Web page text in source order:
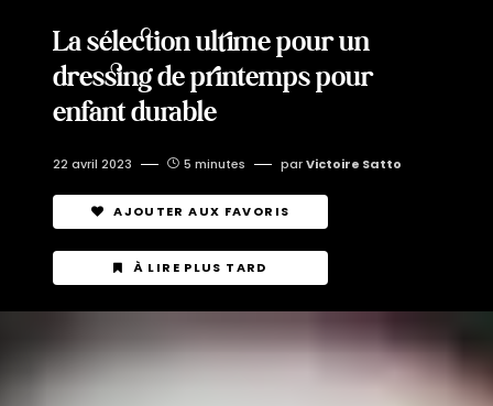
La sélection ultime pour un
dressing de printemps pour
enfant durable
22 avril 2023 5 minutes parVictoire Satto
AJOUTER AUX FAVORIS
À LIRE PLUS TARD